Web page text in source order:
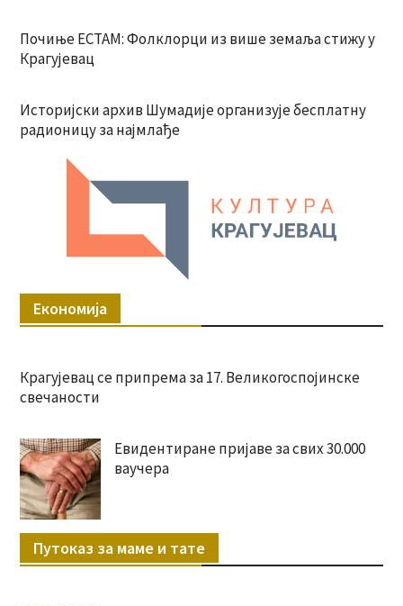
Почиње ЕСТАМ: Фолклорци из више земаља стижу у
Крагујевац
Историјски архив Шумадије организује бесплатну
радионицу за најмлађе
Економија
Крагујевац се припрема за 17. Великогоспојинске
свечаности
Евидентиране пријаве за свих 30.000
ваучера
Путоказ за маме и тате